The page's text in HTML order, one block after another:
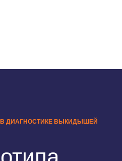
В ДИАГНОСТИКЕ ВЫКИДЫШЕЙ